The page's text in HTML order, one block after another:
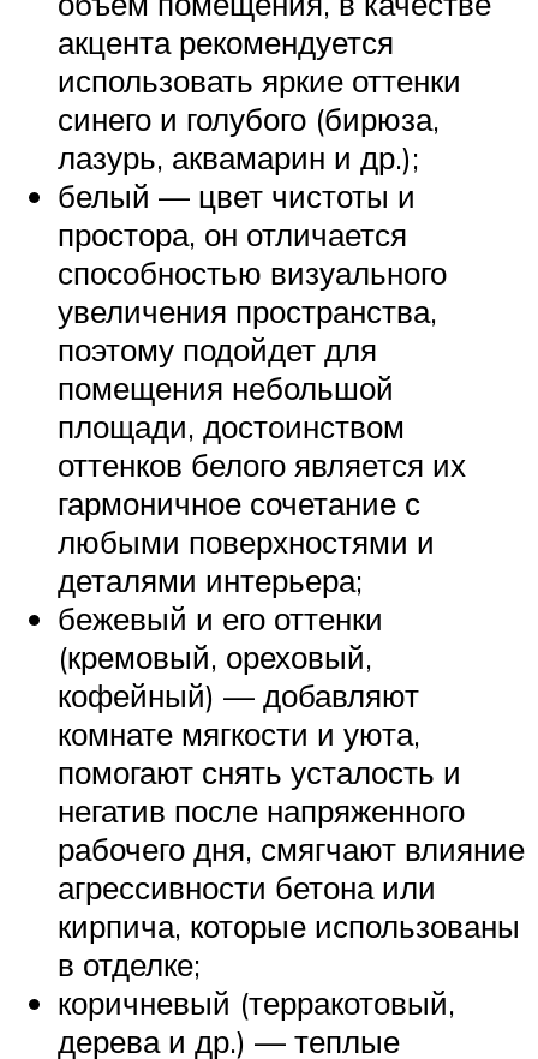
акцента рекомендуется
использовать яркие оттенки
синего и голубого (бирюза,
лазурь, аквамарин и др.);
белый — цвет чистоты и
простора, он отличается
способностью визуального
увеличения пространства,
поэтому подойдет для
помещения небольшой
площади, достоинством
оттенков белого является их
гармоничное сочетание с
любыми поверхностями и
деталями интерьера;
бежевый и его оттенки
(кремовый, ореховый,
кофейный) — добавляют
комнате мягкости и уюта,
помогают снять усталость и
негатив после напряженного
рабочего дня, смягчают влияние
агрессивности бетона или
кирпича, которые использованы
в отделке;
коричневый (терракотовый,
дерева и др.) — теплые